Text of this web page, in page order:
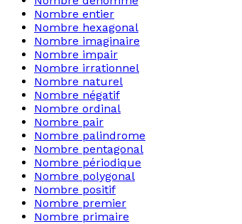
Nombre entier
Nombre hexagonal
Nombre imaginaire
Nombre impair
Nombre irrationnel
Nombre naturel
Nombre négatif
Nombre ordinal
Nombre pair
Nombre palindrome
Nombre pentagonal
Nombre périodique
Nombre polygonal
Nombre positif
Nombre premier
Nombre primaire